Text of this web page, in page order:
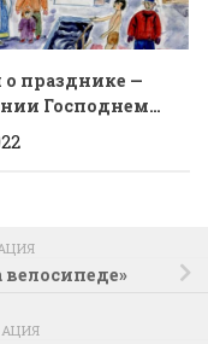
празднике —
Господнем…